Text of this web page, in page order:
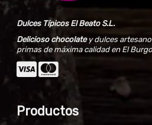
Dulces Típicos El Beato S.L.
Delicioso chocolatey dulces
primas de máxima calidad en El
Productos